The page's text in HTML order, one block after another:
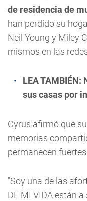
de residencia de
han perdido su
Neil Young y Miley
mismos en las
LEA TAMBIÉN:
sus casas por
Cyrus afirmó que
memorias
permanecen
"Soy una de las
DE MI VIDA están